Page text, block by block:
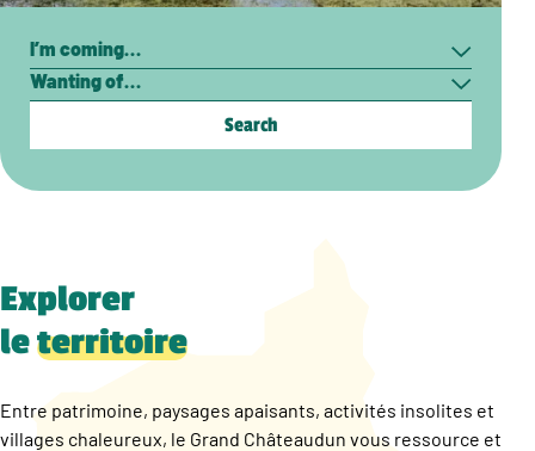
Search
Explorer
leterritoire
Entre patrimoine, paysages apaisants, activités insolites et
villages chaleureux, le Grand Châteaudun vous ressource et